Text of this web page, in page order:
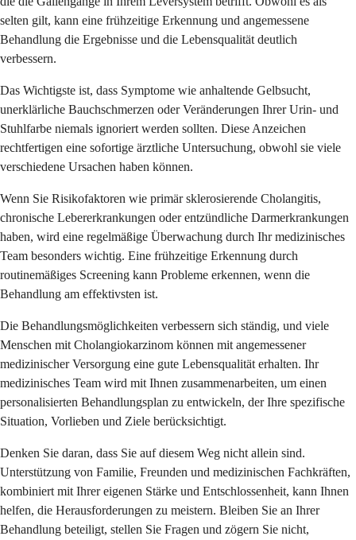
selten gilt, kann eine frühzeitige Erkennung und angemessene
Behandlung die Ergebnisse und die Lebensqualität deutlich
verbessern.
Das Wichtigste ist, dass Symptome wie anhaltende Gelbsucht,
unerklärliche Bauchschmerzen oder Veränderungen Ihrer Urin- und
Stuhlfarbe niemals ignoriert werden sollten. Diese Anzeichen
rechtfertigen eine sofortige ärztliche Untersuchung, obwohl sie viele
verschiedene Ursachen haben können.
Wenn Sie Risikofaktoren wie primär sklerosierende Cholangitis,
chronische Lebererkrankungen oder entzündliche Darmerkrankungen
haben, wird eine regelmäßige Überwachung durch Ihr medizinisches
Team besonders wichtig. Eine frühzeitige Erkennung durch
routinemäßiges Screening kann Probleme erkennen, wenn die
Behandlung am effektivsten ist.
Die Behandlungsmöglichkeiten verbessern sich ständig, und viele
Menschen mit Cholangiokarzinom können mit angemessener
medizinischer Versorgung eine gute Lebensqualität erhalten. Ihr
medizinisches Team wird mit Ihnen zusammenarbeiten, um einen
personalisierten Behandlungsplan zu entwickeln, der Ihre spezifische
Situation, Vorlieben und Ziele berücksichtigt.
Denken Sie daran, dass Sie auf diesem Weg nicht allein sind.
Unterstützung von Familie, Freunden und medizinischen Fachkräften,
kombiniert mit Ihrer eigenen Stärke und Entschlossenheit, kann Ihnen
helfen, die Herausforderungen zu meistern. Bleiben Sie an Ihrer
Behandlung beteiligt, stellen Sie Fragen und zögern Sie nicht,